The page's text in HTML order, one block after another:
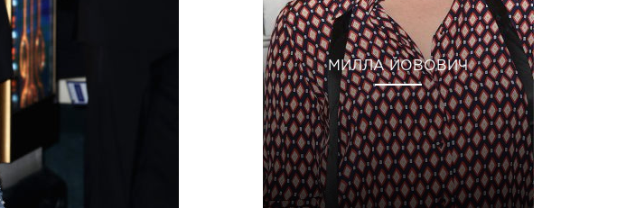
МИЛЛА ЙОВОВИЧ